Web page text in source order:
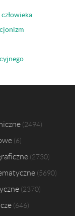
2494
6
2730
5690
2370
646